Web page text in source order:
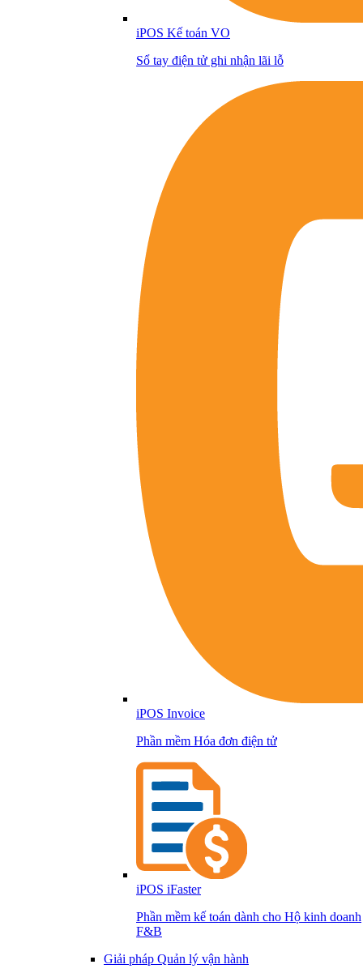
iPOS Kế toán VO
Sổ tay điện tử ghi nhận lãi lỗ
iPOS Invoice
Phần mềm Hóa đơn điện tử
iPOS iFaster
Phần mềm kế toán dành cho Hộ kinh doanh
F&B
Giải pháp Quản lý vận hành